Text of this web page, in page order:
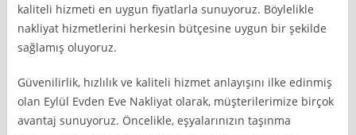
kaliteli hizmeti en uygun fiyatlarla sunuyoruz. Böylelikle
nakliyat hizmetlerini herkesin bütçesine uygun bir şekilde
sağlamış oluyoruz.
Güvenilirlik, hızlılık ve kaliteli hizmet anlayışını ilke edinmiş
olan Eylül Evden Eve Nakliyat olarak, müşterilerimize birçok
avantaj sunuyoruz. Öncelikle, eşyalarınızın taşınma